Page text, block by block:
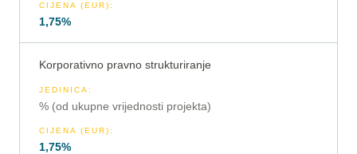
CIJENA (EUR):
1,75%
Korporativno pravno strukturiranje
JEDINICA :
% (od ukupne vrijednosti projekta)
CIJENA (EUR):
1,75%